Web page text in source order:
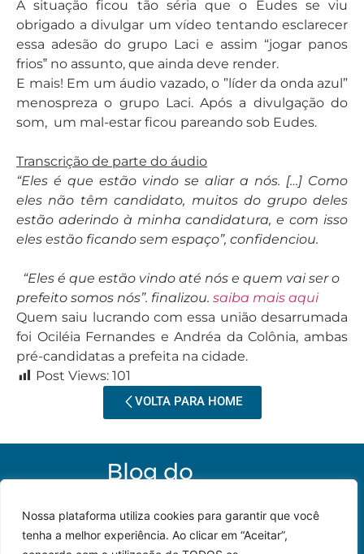
Nossa plataforma utiliza cookies para garantir que você
tenha a melhor experiência. Ao clicar em “Aceitar”,
A situação ficou tão séria que o Eudes se viu
obrigado a divulgar um vídeo tentando esclarecer
essa adesão do grupo Laci e assim “jogar panos
frios‟ no assunto, que ainda deve render.
E mais! Em um áudio vazado, o ”líder da onda azul”
menospreza o grupo Laci. Após a divulgação do
som, um mal-estar ficou pareando sob Eudes.
Transcrição de parte do áudio
“Eles é que estão vindo se aliar a nós. […] Como
eles não têm candidato, muitos do grupo deles
estão aderindo à minha candidatura, e com isso
eles estão ficando sem espaço”, confidenciou.
“Eles é que estão vindo até nós e quem vai ser o
prefeito somos nós”. finalizou. saiba mais aqui
Quem saiu lucrando com essa união desarrumada
foi Ociléia Fernandes e Andréa da Colônia, ambas
pré-candidatas a prefeita na cidade.
Post Views: 101
VOLTA PARA HOME